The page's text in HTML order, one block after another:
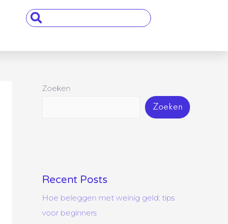
Search
...
Zoeken
Zoeken
Recent Posts
Hoe beleggen met weinig geld: tips
voor beginners